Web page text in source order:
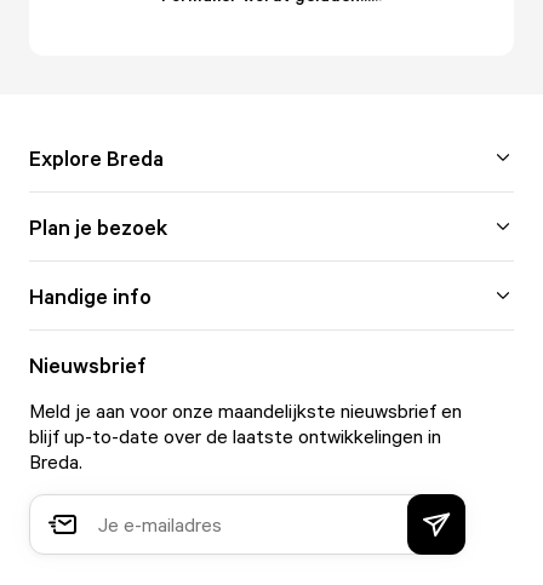
Explore Breda
Plan je bezoek
Handige info
Nieuwsbrief
Meld je aan voor onze maandelijkste nieuwsbrief en
blijf up-to-date over de laatste ontwikkelingen in
Breda.